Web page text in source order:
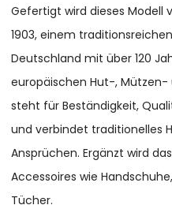
Gefertigt wird dieses Modell
1903, einem
Deutschland mit über 120
europäischen Hut-, Mützen-
steht für Beständigkeit,
und verbindet traditionelles
Ansprüchen. Ergänzt wird
Accessoires wie
Tücher.